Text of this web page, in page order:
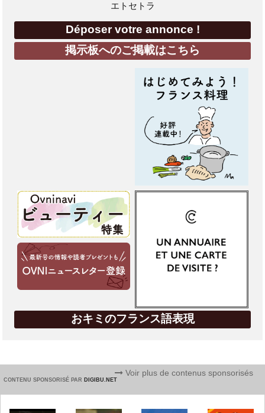
エトセトラ
Déposer votre annonce !
掲示板へのご掲載はこちら
おキミのフランス語表現
CONTENU SPONSORISÉ PAR DIGIBU.NET
Voir plus de contenus sponsorisés